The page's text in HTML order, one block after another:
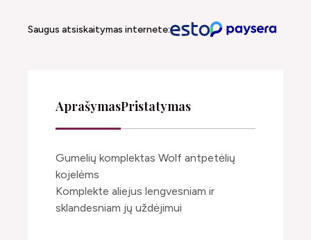
Saugus atsiskaitymas internete:
AprašymasPristatymas
Gumelių komplektas Wolf antpetėlių
kojelėms
Komplekte aliejus lengvesniam ir
sklandesniam jų uždėjimui